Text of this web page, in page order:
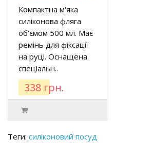
Компактна м'яка
силіконова фляга
об'ємом 500 мл. Має
ремінь для фіксації
на руці. Оснащена
спеціальн..
338 грн.
Теги: силіконовий посуд